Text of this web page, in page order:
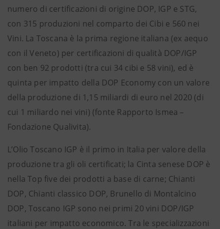
numero di certificazioni di origine DOP, IGP e STG,
con 315 produzioni nel comparto dei Cibi e 560 nei
Vini. La Toscana è la prima regione italiana (ex aequo
con il Veneto) per certificazioni di qualità DOP/IGP
con ben 92 prodotti (tra cui 34 cibi e 58 vini), ed è
quinta per impatto della DOP Economy con un valore
della produzione di 1,15 miliardi di euro nel 2020 (di
cui 1 miliardo nei vini) (fonte Rapporto Ismea –
Fondazione Qualivita).
L’Olio Toscano IGP è il primo in Italia per valore della
produzione tra gli oli certificati; la Cinta senese DOP è
nella Top five dei prodotti a base di carne; Chianti
DOP, Chianti classico DOP, Brunello di Montalcino
DOP, Toscano IGP sono nei primi 20 vini DOP/IGP
italiani per impatto economico. Tra le specializzazioni